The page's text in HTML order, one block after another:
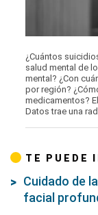
0
seconds
of
0
seconds
¿Cuántos
salud mental de
mental? ¿Con
por región?
medicamentos?
TE PUEDE